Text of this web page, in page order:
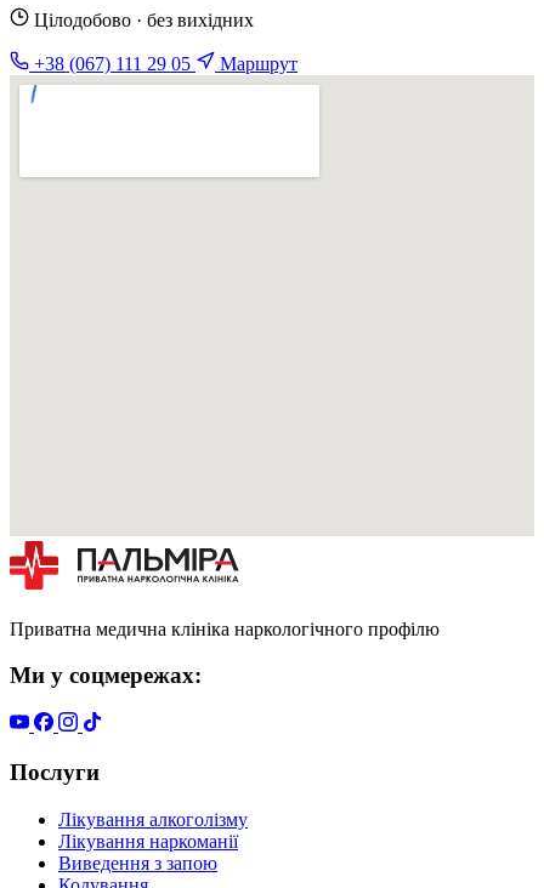
Цілодобово · без вихідних
+38 (067) 111 29 05 Маршрут
Приватна медична клініка наркологічного профілю
Ми у соцмережах:
Послуги
Лікування алкоголізму
Лікування наркоманії
Виведення з запою